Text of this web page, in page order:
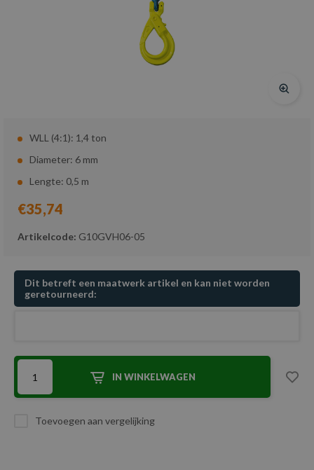
WLL (4:1): 1,4 ton
Diameter: 6 mm
Lengte: 0,5 m
€35,74
Artikelcode: G10GVH06-05
Dit betreft een maatwerk artikel en kan niet worden
geretourneerd:
IN WINKELWAGEN
Toevoegen aan vergelijking